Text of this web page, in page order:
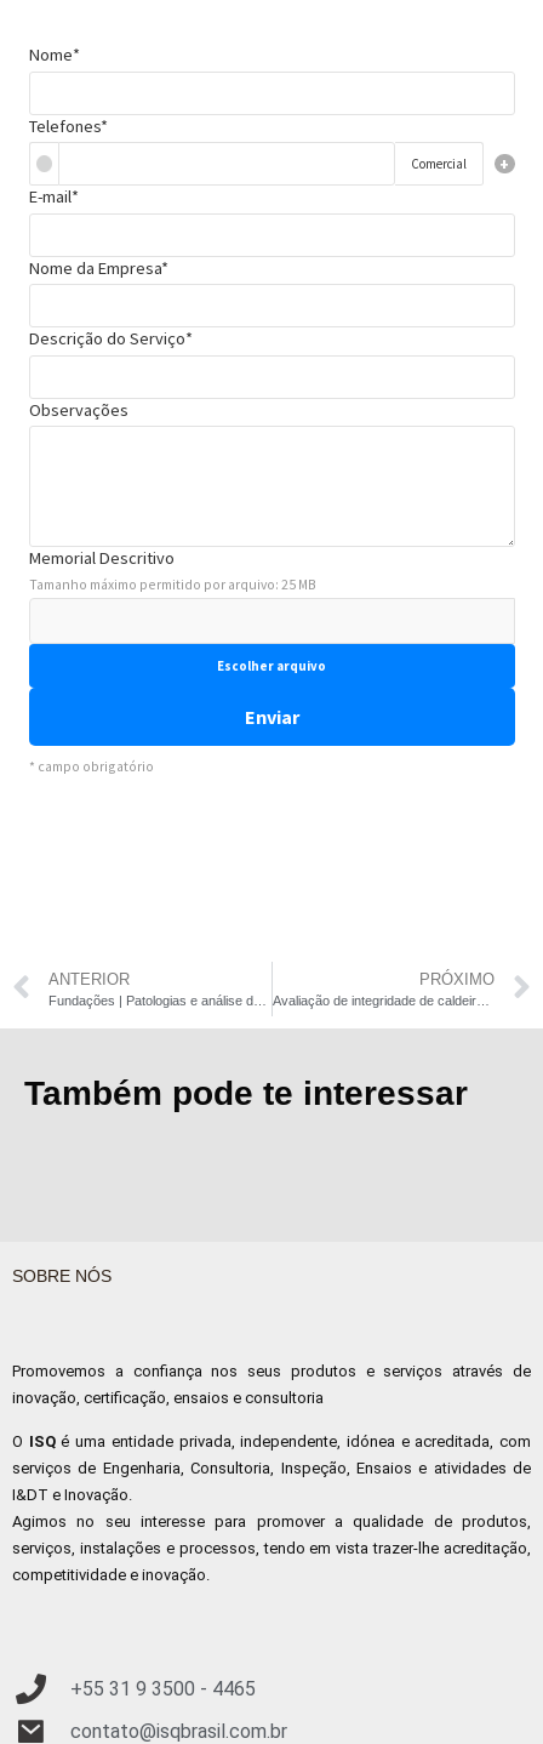
ANTERIOR PRÓXIMO
Avaliação de integridade de caldeiras de grande porte
Também pode te interessar
SOBRE NÓS
Promovemos a confiança nos seus produtos e serviços através de
inovação, certificação, ensaios e consultoria
O ISQé uma entidade privada, independente, idónea e acreditada, com
serviços de Engenharia, Consultoria, Inspeção, Ensaios e atividades de
I&DT e Inovação.
Agimos no seu interesse para promover a qualidade de produtos,
serviços, instalações e processos, tendo em vista trazer-lhe acreditação,
competitividade e inovação.
+55 31 93500 - 4465
contato@isqbrasil.com.br